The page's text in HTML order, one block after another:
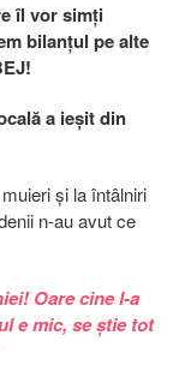
îl vor simți
bilanțul pe alte
a ieșit din
și la întâlniri
n-au avut ce
Oare cine l-a
e mic, se știe tot